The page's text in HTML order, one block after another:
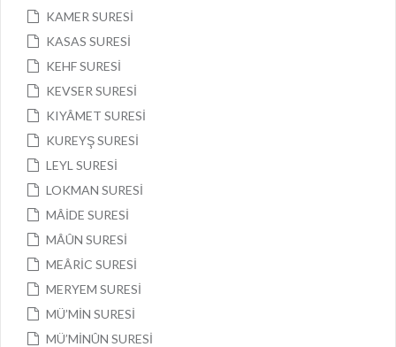
KAMER SURESİ
KASAS SURESİ
KEHF SURESİ
KEVSER SURESİ
KIYÂMET SURESİ
KUREYŞ SURESİ
LEYL SURESİ
LOKMAN SURESİ
MÂİDE SURESİ
MÂÛN SURESİ
MEÂRİC SURESİ
MERYEM SURESİ
MÜ’MİN SURESİ
MÜ’MİNÛN SURESİ